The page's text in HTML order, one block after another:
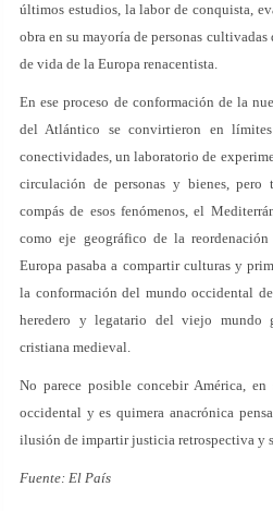
últimos estudios, la labor de conquista,
obra en su mayoría de personas
de vida de la Europa renacentista.
En ese proceso de conformación de la
del Atlántico se convirtieron en
conectividades, un laboratorio de
circulación de personas y bienes,
compás de esos fenómenos, el
como eje geográfico de la
Europa pasaba a compartir culturas y
la conformación del mundo occidental
heredero y legatario del viejo mundo
cristiana medieval.
No parece posible concebir América,
occidental y es quimera anacrónica
ilusión de impartir justicia retrospectiva y
Fuente: El País